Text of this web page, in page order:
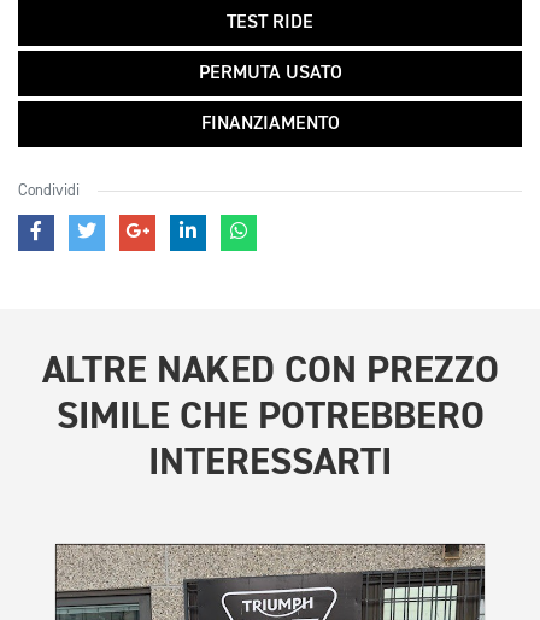
TEST RIDE
PERMUTA USATO
FINANZIAMENTO
Condividi
ALTRE NAKED CON PREZZO
SIMILE CHE POTREBBERO
INTERESSARTI